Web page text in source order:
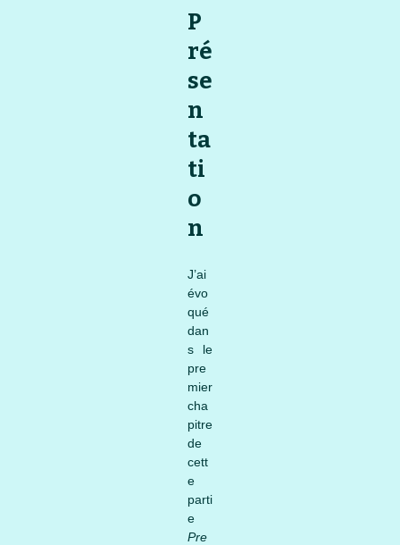
P
ré
se
n
ta
ti
o
n
J’ai
évo
qué
dan
s le
pre
mier
cha
pitre
de
cett
e
parti
e
Pre